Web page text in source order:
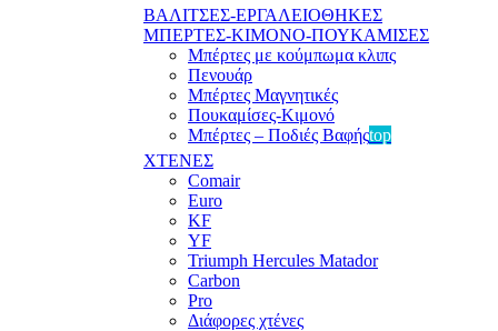
ΒΑΛΙΤΣΕΣ-ΕΡΓΑΛΕΙΟΘΗΚΕΣ
ΜΠΕΡΤΕΣ-ΚΙΜΟΝΟ-ΠΟΥΚΑΜΙΣΕΣ
Μπέρτες με κούμπωμα κλιπς
Πενουάρ
Μπέρτες Μαγνητικές
Πουκαμίσες-Κιμονό
Μπέρτες – Ποδιές Βαφήςtop
ΧΤΕΝΕΣ
Comair
Euro
KF
YF
Triumph Hercules Matador
Carbon
Pro
Διάφορες χτένες